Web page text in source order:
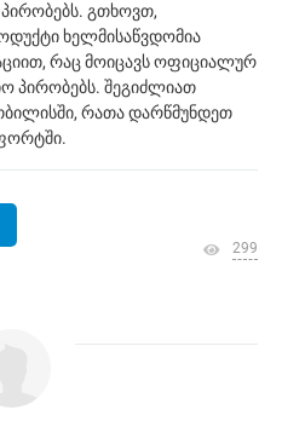
გთხოვთ,
ხელმისაწვდომია
რაც მოიცავს ოფიციალურ
პირობებს. შეგიძლიათ
რათა დარწმუნდეთ
299